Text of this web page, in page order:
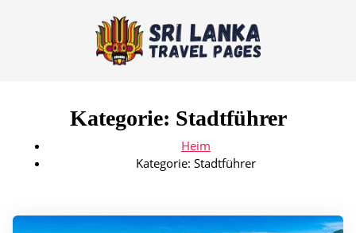
Kategorie: Stadtführer
Heim
Kategorie: Stadtführer